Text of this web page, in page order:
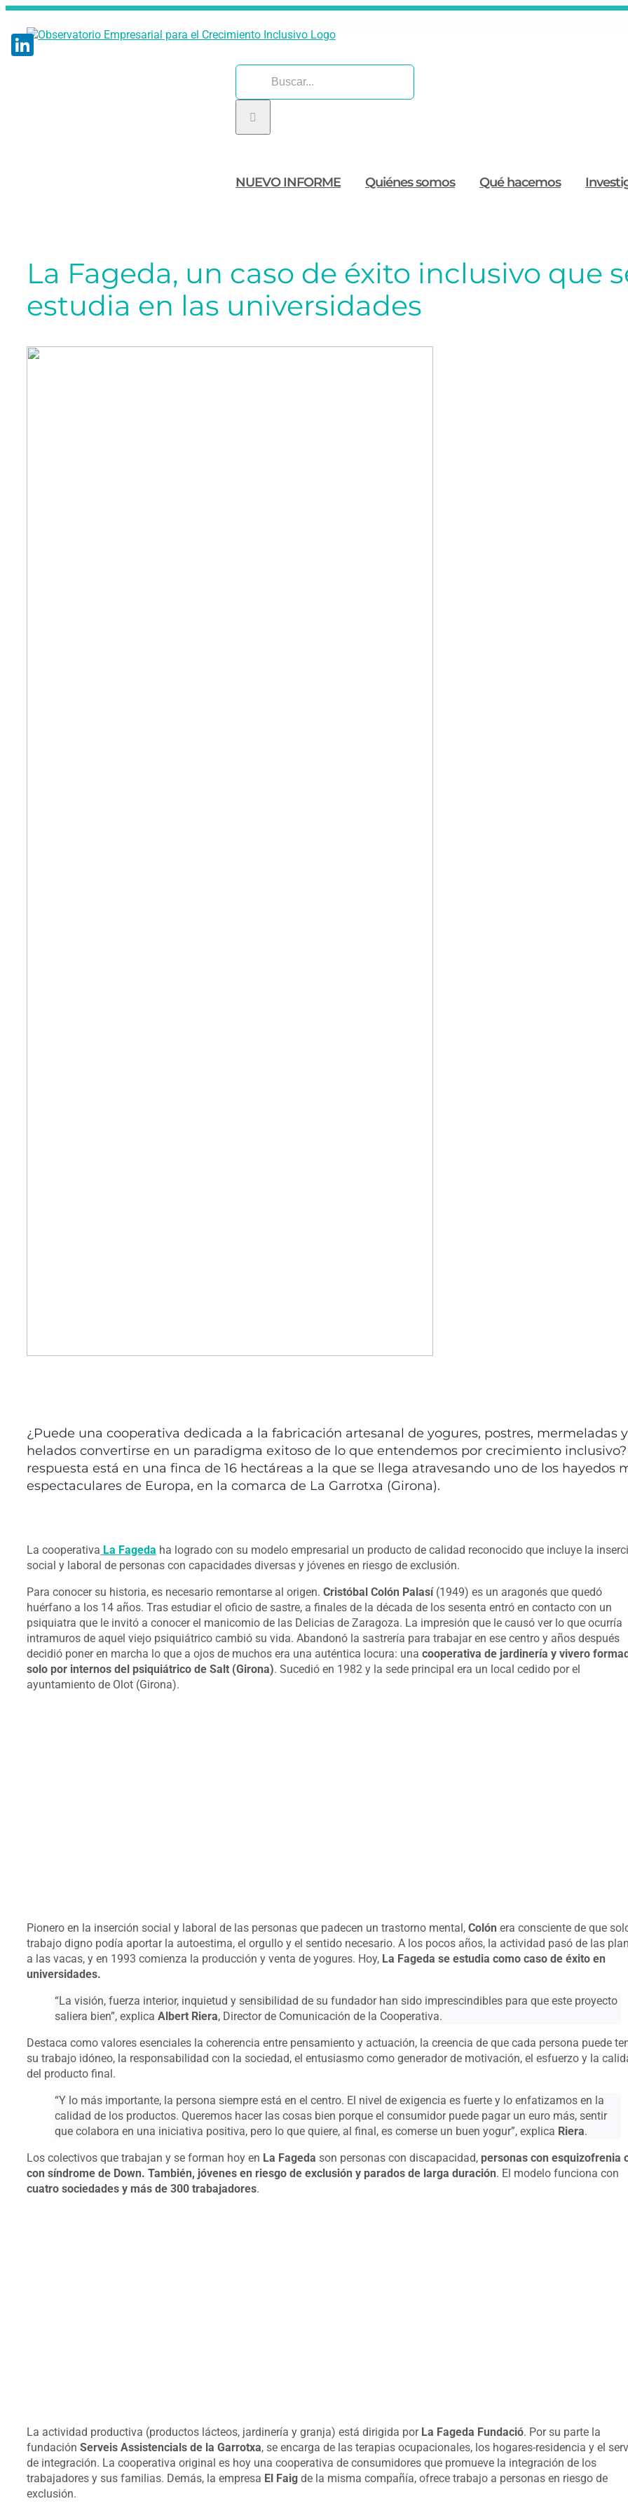
Saltar
contenido
Buscar:
NUEVO INFORME Quiénes somos Qué hacemos
La Fageda, un caso de éxito inclusivo que
estudia en las universidades
¿Puede una cooperativa dedicada a la fabricación artesanal de yogures, postres, mermeladas y
helados convertirse en un paradigma exitoso de lo que entendemos por crecimiento
respuesta está en una finca de 16 hectáreas a la que se llega atravesando uno de los hayedos
espectaculares de Europa, en la comarca de La Garrotxa (Girona).
La cooperativa La Fageda ha logrado con su modelo empresarial un producto de calidad reconocido que incluye la
social y laboral de personas con capacidades diversas y jóvenes en riesgo de exclusión.
Para conocer su historia, es necesario remontarse al origen. Cristóbal Colón Palasí(1949) es un aragonés que quedó
huérfano a los 14 años. Tras estudiar el oficio de sastre, a finales de la década de los sesenta entró en contacto con un
psiquiatra que le invitó a conocer el manicomio de las Delicias de Zaragoza. La impresión que le causó ver lo que ocurría
intramuros de aquel viejo psiquiátrico cambió su vida. Abandonó la sastrería para trabajar en ese centro y años después
decidió poner en marcha lo que a ojos de muchos era una auténtica locura: una cooperativa de jardinería y vivero
solo por internos del psiquiátrico de Salt (Girona). Sucedió en 1982 y la sede principal era un local cedido por el
ayuntamiento de Olot (Girona).
Pionero en la inserción social y laboral de las personas que padecen un trastorno mental, Colón era consciente de que
trabajo digno podía aportar la autoestima, el orgullo y el sentido necesario. A los pocos años, la actividad pasó de las
a las vacas, y en 1993 comienza la producción y venta de yogures. Hoy, La Fageda se estudia como caso de éxito en
universidades.
“La visión, fuerza interior, inquietud y sensibilidad de su fundador han sido imprescindibles para que este proyecto
saliera bien”, explica Albert Riera, Director de Comunicación de la Cooperativa.
Destaca como valores esenciales la coherencia entre pensamiento y actuación, la creencia de que cada persona puede
su trabajo idóneo, la responsabilidad con la sociedad, el entusiasmo como generador de motivación, el esfuerzo y la
del producto final.
“Y lo más importante, la persona siempre está en el centro. El nivel de exigencia es fuerte y lo enfatizamos en la
calidad de los productos. Queremos hacer las cosas bien porque el consumidor puede pagar un euro más, sentir
que colabora en una iniciativa positiva, pero lo que quiere, al final, es comerse un buen yogur”, explica Riera.
Los colectivos que trabajan y se forman hoy en La Fageda son personas con discapacidad, personas con esquizofrenia
con síndrome de Down. También, jóvenes en riesgo de exclusión y parados de larga duración. El modelo funciona con
cuatro sociedades y más de 300 trabajadores.
La actividad productiva (productos lácteos, jardinería y granja) está dirigida por La Fageda Fundació. Por su parte la
fundación Serveis Assistencials de la Garrotxa, se encarga de las terapias ocupacionales, los hogares-residencia y el
de integración. La cooperativa original es hoy una cooperativa de consumidores que promueve la integración de los
trabajadores y sus familias. Demás, la empresa El Faigde la misma compañía, ofrece trabajo a personas en riesgo de
exclusión.